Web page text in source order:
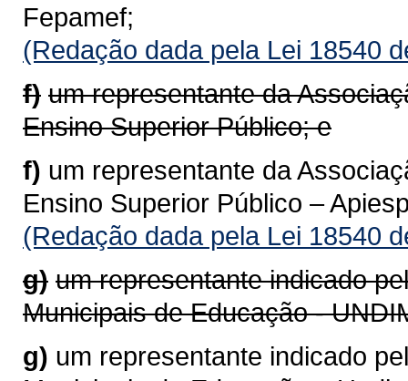
Fepamef;
(Redação dada pela Lei 18540
f) um representante da
Ensino Superior Público; e
f) um representante da
Ensino Superior Público –
(Redação dada pela Lei 18540
g) um representante indicado
Municipais de Educação -
g) um representante indicado